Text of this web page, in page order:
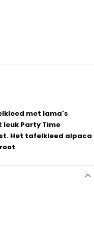
met lama's
Party Time
Het tafelkleed alpaca